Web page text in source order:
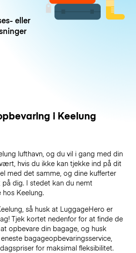
eller
i Keelung
lufthavn, og du vil i gang med din
hvis du ikke kan tjekke ind på dit
med det samme, og dine kufferter
dig. I stedet kan du nemt
Keelung.
så husk at LuggageHero er
Tjek kortet nedenfor for at finde de
opbevare din bagage, og husk
bagageopbevaringsservice,
for maksimal fleksibilitet.